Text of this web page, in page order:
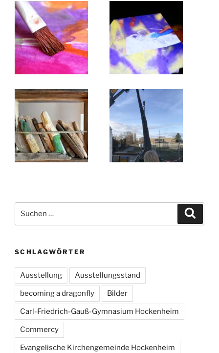
nach:
SCHLAGWÖRTER
Ausstellung Ausstellungsstand
becoming a dragonfly Bilder
Carl-Friedrich-Gauß-Gymnasium Hockenheim
Commercy
Evangelische Kirchengemeinde Hockenheim